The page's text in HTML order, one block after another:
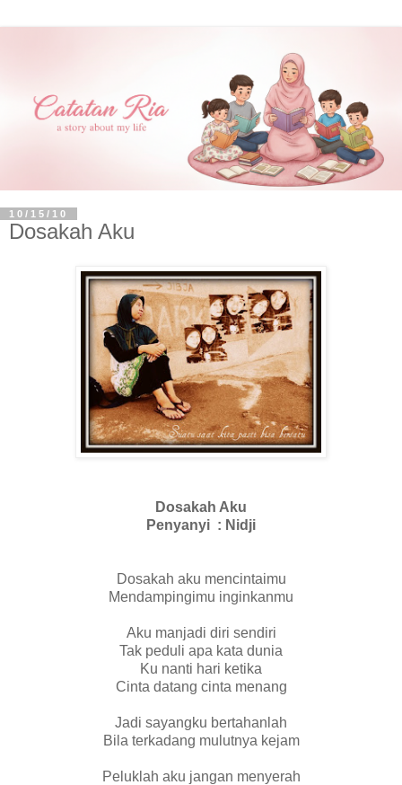
10/15/10
Dosakah Aku
Dosakah Aku
Penyanyi : Nidji
Dosakah aku mencintaimu
Mendampingimu inginkanmu
Aku manjadi diri sendiri
Tak peduli apa kata dunia
Ku nanti hari ketika
Cinta datang cinta menang
Jadi sayangku bertahanlah
Bila terkadang mulutnya kejam
Peluklah aku jangan menyerah